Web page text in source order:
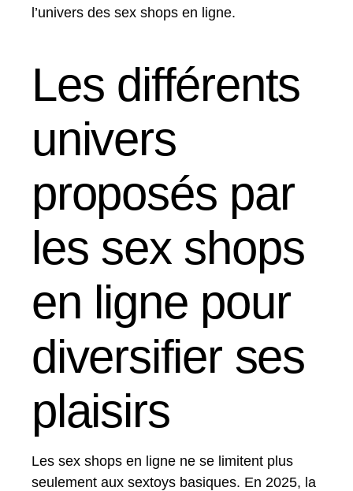
l’univers des sex shops en ligne.
Les différents
univers
proposés par
les sex shops
en ligne pour
diversifier ses
plaisirs
Les sex shops en ligne ne se limitent plus
seulement aux sextoys basiques. En 2025, la